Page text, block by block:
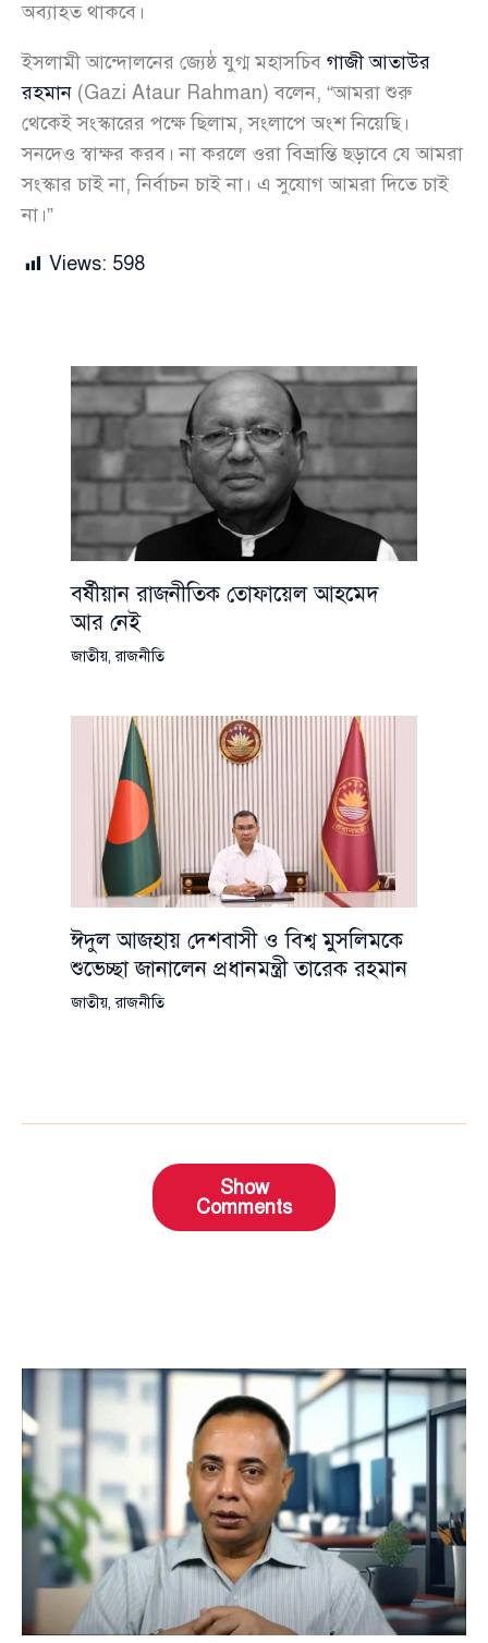
অব্যাহত থাকবে।
ইসলামী আন্দোলনের জ্যেষ্ঠ যুগ্ম মহাসচিব গাজী আতাউর
রহমান (Gazi Ataur Rahman) বলেন, “আমরা শুরু
থেকেই সংস্কারের পক্ষে ছিলাম, সংলাপে অংশ নিয়েছি।
সনদেও স্বাক্ষর করব। না করলে ওরা বিভ্রান্তি ছড়াবে যে আমরা
সংস্কার চাই না, নির্বাচন চাই না। এ সুযোগ আমরা দিতে চাই
না।”
Views: 598
বর্ষীয়ান রাজনীতিক তোফায়েল আহমেদ
আর নেই
জাতীয়,রাজনীতি
ঈদুল আজহায় দেশবাসী ও বিশ্ব মুসলিমকে
শুভেচ্ছা জানালেন প্রধানমন্ত্রী তারেক রহমান
জাতীয়,রাজনীতি
Show
Comments